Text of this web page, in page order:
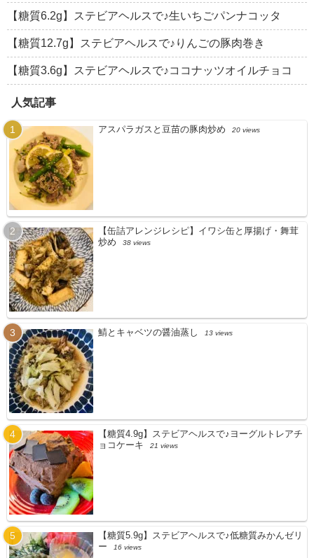
【糖質6.2g】ステビアヘルスで♪生いちごパンナコッタ
【糖質12.7g】ステビアヘルスで♪りんごの豚肉巻き
【糖質3.6g】ステビアヘルスで♪ココナッツオイルチョコ
人気記事
アスパラガスと豆苗の豚肉炒め 20 views
【缶詰アレンジレシピ】イワシ缶と厚揚げ・舞茸
炒め
38 views
鯖とキャベツの醤油蒸し 13 views
【糖質4.9g】ステビアヘルスで♪ヨーグルトレアチ
ョコケーキ
21 views
【糖質5.9g】ステビアヘルスで♪低糖質みかんゼリ
ー
16 views